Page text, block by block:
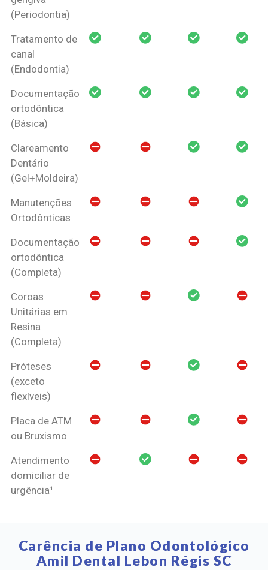
(Periodontia)
Tratamento de
canal
(Endodontia)
Documentação
ortodôntica
(Básica)
Clareamento
Dentário
(Gel+Moldeira)
Manutenções
Ortodônticas
Documentação
ortodôntica
(Completa)
Coroas
Unitárias em
Resina
(Completa)
Próteses
(exceto
flexíveis)
Placa de ATM
ou Bruxismo
Atendimento
domiciliar de
urgência¹
Carência de Plano Odontológico
Amil Dental Lebon Régis SC